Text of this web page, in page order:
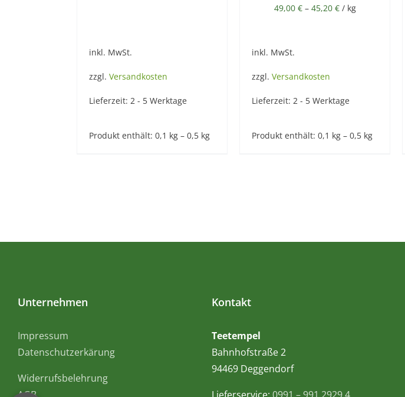
inkl. MwSt.
zzgl. Versandkosten
Lieferzeit: 2 - 5 Werktage
Produkt enthält: 0,1 kg – 0,5 kg
49,00 €– 45,20 €/ kg
inkl. MwSt.
zzgl. Versandkosten
Lieferzeit: 2 - 5 Werktage
Produkt enthält: 0,1 kg – 0,5 kg
Unternehmen
Impressum
Datenschutzerkärung
Widerrufsbelehrung
Kontakt
Teetempel
Bahnhofstraße 2
94469 Deggendorf